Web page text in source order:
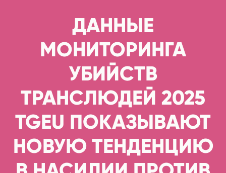
ДАННЫЕ
МОНИТОРИНГА
УБИЙСТВ
ТРАНСЛЮДЕЙ 2025
TGEU ПОКАЗЫВАЮТ
НОВУЮ ТЕНДЕНЦИЮ